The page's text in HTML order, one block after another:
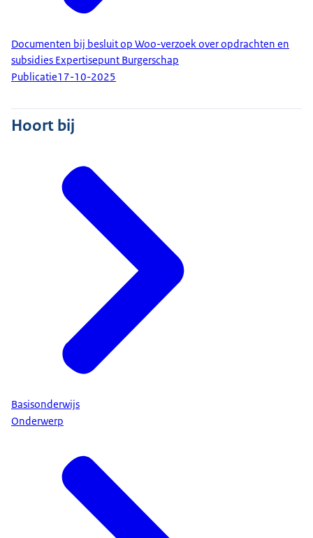
Documenten bij besluit op Woo-verzoek over opdrachten en
subsidies Expertisepunt Burgerschap
Publicatie17-10-2025
Hoort bij
Basisonderwijs
Onderwerp